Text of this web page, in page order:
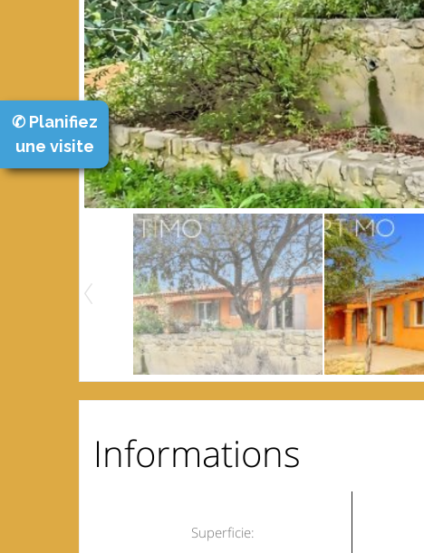
Informations
Superficie:
✆ Planifiez
une visite